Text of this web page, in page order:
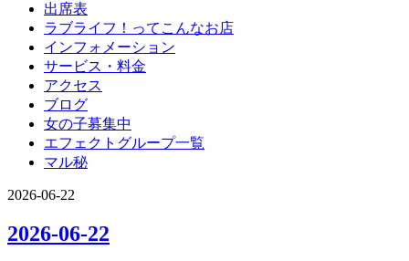
出席表
ラブライフ！ってこんなお店
インフォメーション
サービス・料金
アクセス
ブログ
女の子募集中
エフェクトグループ一覧
マル秘
2026-06-22
2026-06-22